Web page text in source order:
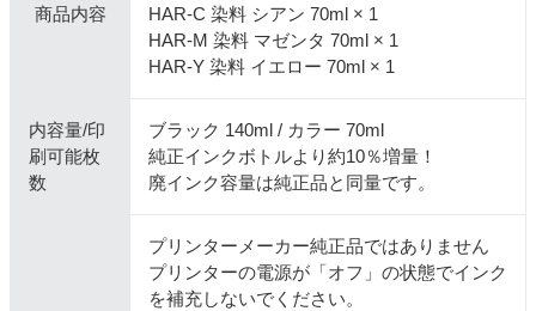
商品内容
HAR-C 染料 シアン 70ml × 1
HAR-M 染料 マゼンタ 70ml × 1
HAR-Y 染料 イエロー 70ml × 1
内容量/印
刷可能枚
数
ブラック 140ml / カラー 70ml
純正インクボトルより約10％増量！
廃インク容量は純正品と同量です。
プリンターメーカー純正品ではありません
プリンターの電源が「オフ」の状態でインク
を補充しないでください。